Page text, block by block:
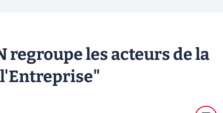
regroupe les acteurs de la